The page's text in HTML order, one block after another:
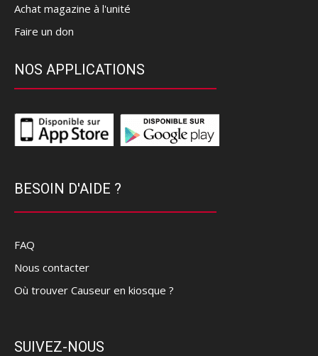
Achat magazine à l'unité
Faire un don
NOS APPLICATIONS
BESOIN D'AIDE ?
FAQ
Nous contacter
Où trouver Causeur en kiosque ?
SUIVEZ-NOUS